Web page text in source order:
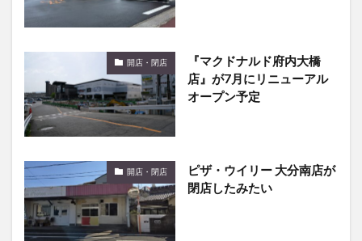
開店・閉店
『マクドナルド府内大橋
店』が7月にリニューアル
オープン予定
開店・閉店
ピザ・ウイリー 大分南店が
閉店したみたい